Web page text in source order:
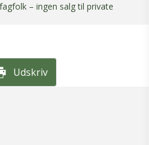
– ingen salg til private
Udskriv